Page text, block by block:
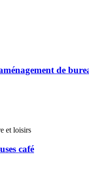
de
et loisirs
café